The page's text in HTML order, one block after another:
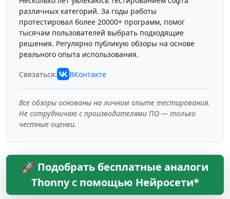
различных категорий. За годы работы
протестировал более 20000+ программ, помог
тысячам пользователей выбрать подходящие
решения. Регулярно публикую обзоры на основе
реального опыта использования.
Связаться: ВКонтакте
Все обзоры основаны на личном опыте тестирования.
Не сотрудничаю с производителями ПО — только
честные оценки.
🚀 Подобрать бесплатные аналоги
Thonny с помощью Нейросети*